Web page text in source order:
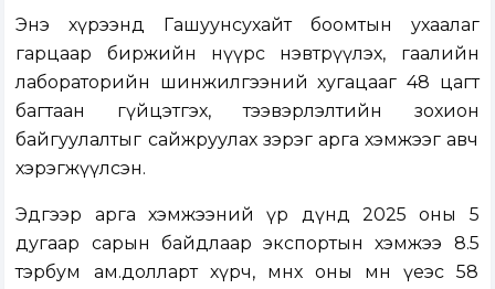
Энэ хүрээнд Гашуунсухайт боомтын ухаалаг
гарцаар биржийн нүүрс нэвтрүүлэх, гаалийн
лабораторийн шинжилгээний хугацааг 48 цагт
багтаан гүйцэтгэх, тээвэрлэлтийн зохион
байгуулалтыг сайжруулах зэрэг арга хэмжээг авч
хэрэгжүүлсэн.
Эдгээр арга хэмжээний үр дүнд 2025 оны 5
дугаар сарын байдлаар экспортын хэмжээ 8.5
тэрбум ам.долларт хүрч, өмнөх оны мөн үеэс 58